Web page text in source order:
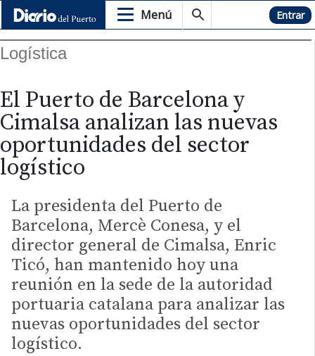
Menú Hemeroteca Entrar
Logística
El Puerto de Barcelona y
Cimalsa analizan las nuevas
oportunidades del sector
logístico
La presidenta del Puerto de
Barcelona, Mercè Conesa, y el
director general de Cimalsa, Enric
Ticó, han mantenido hoy una
reunión en la sede de la autoridad
portuaria catalana para analizar las
nuevas oportunidades del sector
logístico.